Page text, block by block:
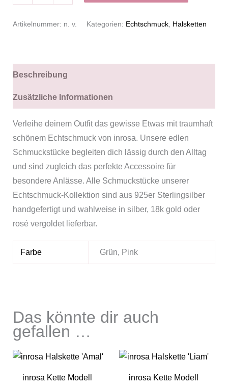
Artikelnummer: n. v. Kategorien: Echtschmuck, Halsketten
Beschreibung
Zusätzliche Informationen
Verleihe deinem Outfit das gewisse Etwas mit traumhaft
schönem Echtschmuck von inrosa. Unsere edlen
Schmuckstücke begleiten dich lässig durch den Alltag
und sind zugleich das perfekte Accessoire für
besondere Anlässe. Alle Schmuckstücke unserer
Echtschmuck-Kollektion sind aus 925er Sterlingsilber
handgefertigt und wahlweise in silber, 18k gold oder
rosé vergoldet lieferbar.
Farbe Grün, Pink
Das könnte dir auch
gefallen …
inrosa Kette Modell
inrosa Kette Modell